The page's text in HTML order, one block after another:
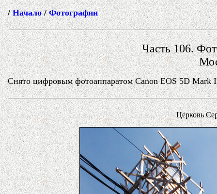
/Начало/Фотографии
Часть 106.
Снято цифровым фотоаппаратом Canon EOS 5D Mark II
Церковь